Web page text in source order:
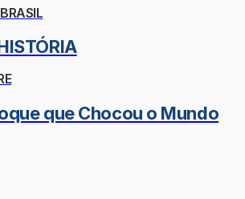
que Chocou o Mundo